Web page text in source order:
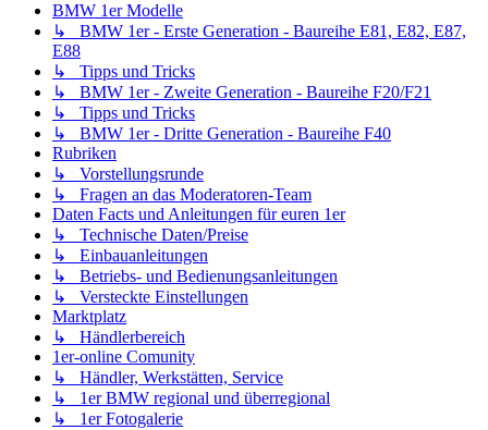
BMW 1er Modelle
↳ BMW 1er - Erste Generation - Baureihe E81, E82, E87,
E88
↳ Tipps und Tricks
↳ BMW 1er - Zweite Generation - Baureihe F20/F21
↳ Tipps und Tricks
↳ BMW 1er - Dritte Generation - Baureihe F40
Rubriken
↳ Vorstellungsrunde
↳ Fragen an das Moderatoren-Team
Daten Facts und Anleitungen für euren 1er
↳ Technische Daten/Preise
↳ Einbauanleitungen
↳ Betriebs- und Bedienungsanleitungen
↳ Versteckte Einstellungen
Marktplatz
↳ Händlerbereich
1er-online Comunity
↳ Händler, Werkstätten, Service
↳ 1er BMW regional und überregional
↳ 1er Fotogalerie